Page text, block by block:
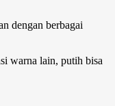
dengan berbagai
warna lain, putih bisa